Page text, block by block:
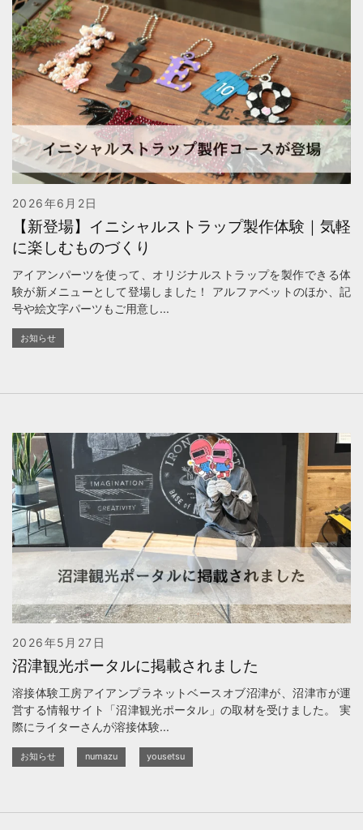
2026年6月2日
【新登場】イニシャルストラップ製作体験｜気軽
に楽しむものづくり
アイアンパーツを使って、オリジナルストラップを製作できる体
験が新メニューとして登場しました！ アルファベットのほか、記
号や絵文字パーツもご用意し...
お知らせ
2026年5月27日
沼津観光ポータルに掲載されました
溶接体験工房アイアンプラネットベースオブ沼津が、沼津市が運
営する情報サイト「沼津観光ポータル」の取材を受けました。 実
際にライターさんが溶接体験...
お知らせ numazu yousetsu